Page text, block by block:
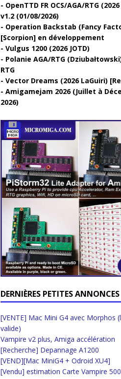
OpenTTD FR OCS/AGA/RTG
v1.2 (01/08/2026)
Operation Backstab (Fancy
[Scorpion] en développement
Vulgus 1200 (2026 JOTD)
Polanie AGA/RTG
RTG
Vector Dreams (2026 LaGuiri)
Amigamejam 2026 (Juillet à
2026)
DERNIÈRES PETITES ANNONCES
[VENTE] Mac Mini G4 avec Morphos
valide)
Vampire v2 plus, Amiga accélération
[Recherche] Depannage A1200
[VEND][Mac MiniG4 + Odroid XU4]
[Vendu] estimation Carte Vampire